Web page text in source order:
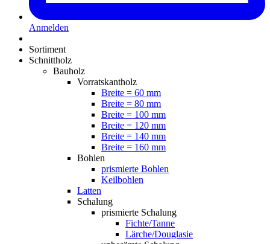
Anmelden
Sortiment
Schnittholz
Bauholz
Vorratskantholz
Breite = 60 mm
Breite = 80 mm
Breite = 100 mm
Breite = 120 mm
Breite = 140 mm
Breite = 160 mm
Bohlen
prismierte Bohlen
Keilbohlen
Latten
Schalung
prismierte Schalung
Fichte/Tanne
Lärche/Douglasie